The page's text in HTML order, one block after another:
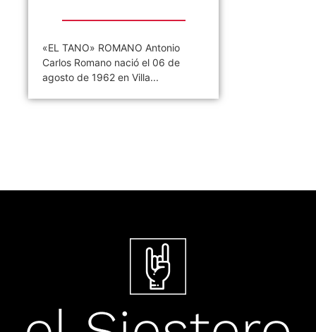
«EL TANO» ROMANO Antonio
Carlos Romano nació el 06 de
agosto de 1962 en Villa...